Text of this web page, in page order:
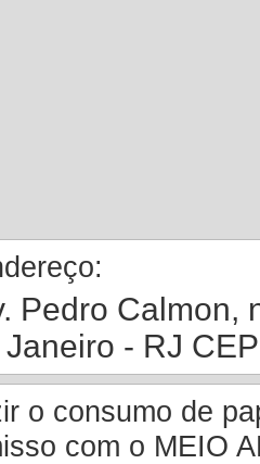
Pedro Calmon,
- RJ
o consumo de
com o MEIO